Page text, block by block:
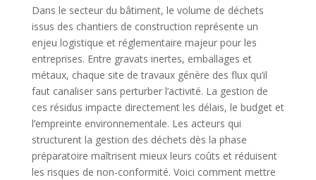
Dans le secteur du bâtiment, le volume de déchets
issus des chantiers de construction représente un
enjeu logistique et réglementaire majeur pour les
entreprises. Entre gravats inertes, emballages et
métaux, chaque site de travaux génère des flux qu’il
faut canaliser sans perturber l’activité. La gestion de
ces résidus impacte directement les délais, le budget et
l’empreinte environnementale. Les acteurs qui
structurent la gestion des déchets dès la phase
préparatoire maîtrisent mieux leurs coûts et réduisent
les risques de non-conformité. Voici comment mettre